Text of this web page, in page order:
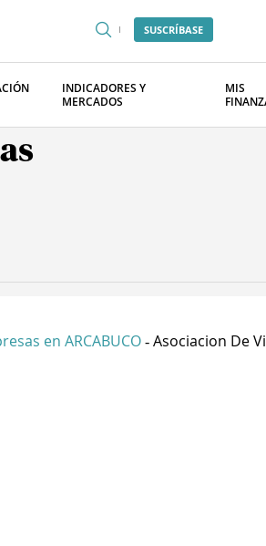
SUSCRÍBASE
INDICADORES Y
MERCADOS
MIS
en ARCABUCO - Asociacion De